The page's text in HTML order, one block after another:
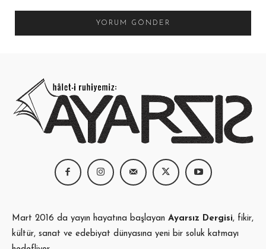
Mart 2016 da yayın hayatına başlayan Ayarsız Dergisi, fikir,
kültür, sanat ve edebiyat dünyasına yeni bir soluk katmayı